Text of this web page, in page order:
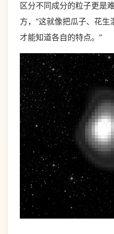
区分不同成分的粒子更是
方，“这就像把瓜子、花
才能知道各自的特点。”